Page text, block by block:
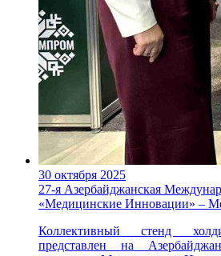
30 октября 2025
27-я Азербайджанская
«Медицинские Инновации» –
Коллективный стенд
представлен на